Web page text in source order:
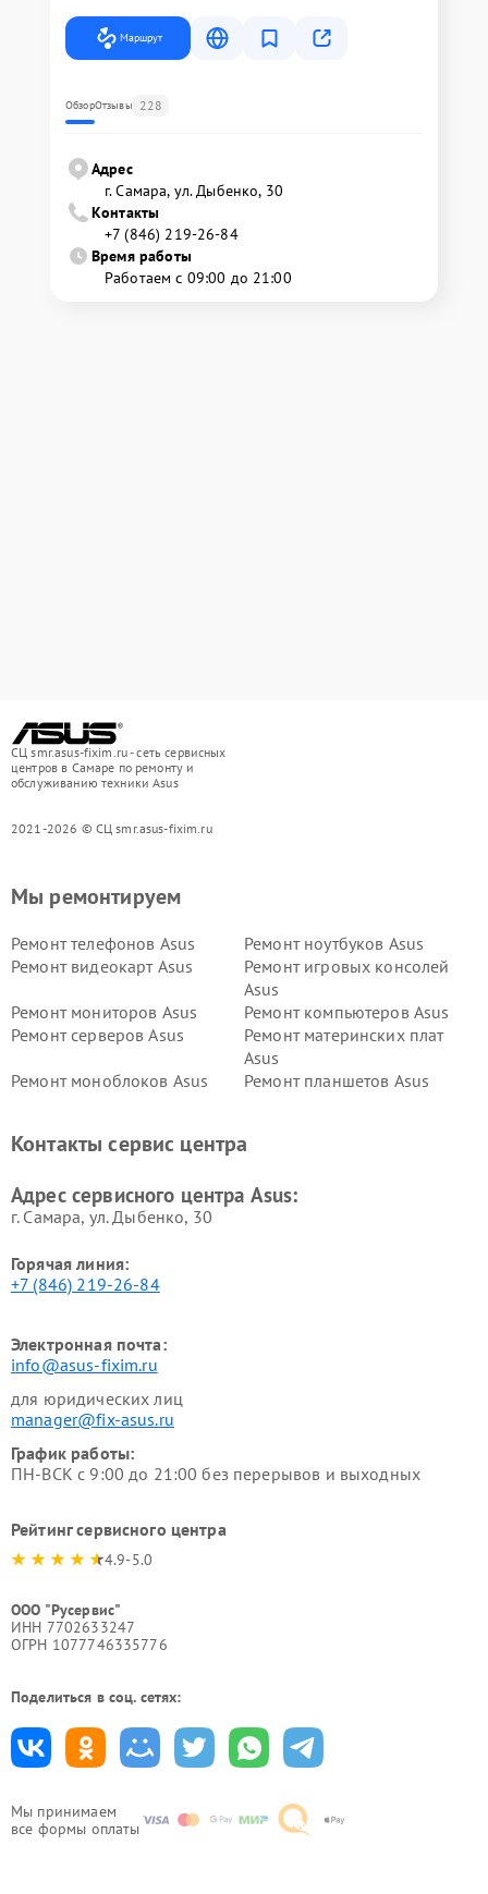
Маршрут
ОбзорОтзывы 228
Адрес
г. Самара, ул. Дыбенко, 30
Контакты
+7 (846) 219-26-84
Время работы
Работаем с 09:00 до 21:00
СЦ smr.asus-fixim.ru - сеть сервисных
центров в Самаре по ремонту и
обслуживанию техники Asus
2021-2026 © СЦ smr.asus-fixim.ru
Мы принимаем
все формы оплаты
Мы ремонтируем
Ремонт телефонов Asus
Ремонт ноутбуков Asus
Ремонт видеокарт Asus
Ремонт игровых консолей
Asus
Ремонт мониторов Asus
Ремонт компьютеров Asus
Ремонт серверов Asus
Ремонт материнских плат
Asus
Ремонт моноблоков Asus
Ремонт планшетов Asus
Контакты сервис центра
Адрес сервисного центра Asus:
г. Самара, ул. Дыбенко, 30
Горячая линия:
+7 (846) 219-26-84
Электронная почта:
info@asus-fixim.ru
для юридических лиц
manager@fix-asus.ru
График работы:
ПН-ВСК с 9:00 до 21:00 без перерывов и выходных
Рейтинг сервисного центра
4.9-5.0
ООО "Русервис"
ИНН 7702633247
ОГРН 1077746335776
Поделиться в соц. сетях: